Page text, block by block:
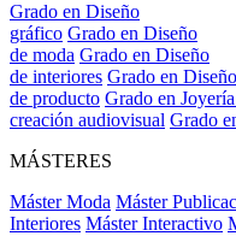
Grado en Diseño
gráfico Grado en Diseño
de moda Grado en Diseño
de interiores Grado en Diseño
de producto Grado en
creación audiovisual Grado
MÁSTERES
Máster Moda Máster
Interiores Máster Interactivo